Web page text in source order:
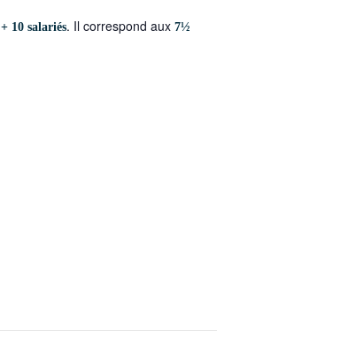
+ 10 salariés. Il correspond aux 7½